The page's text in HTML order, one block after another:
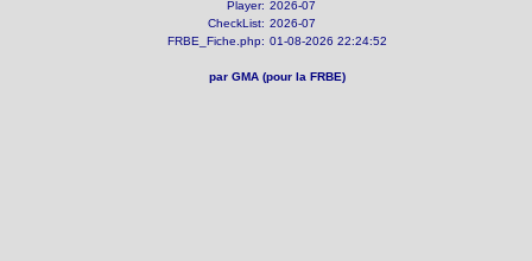
Player: 2026-07
CheckList: 2026-07
FRBE_Fiche.php: 01-08-2026 22:24:52
par GMA (pour la FRBE)